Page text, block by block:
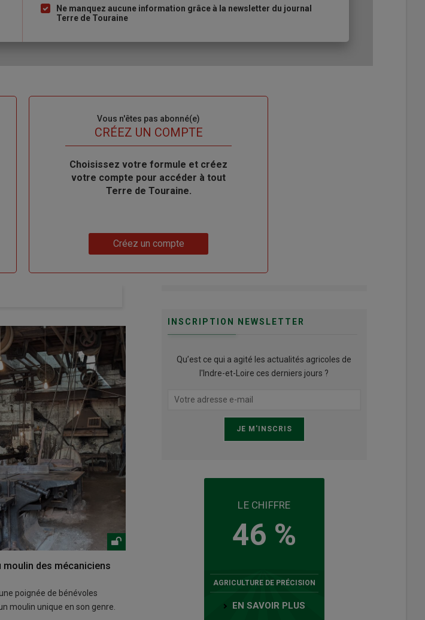
Ne manquez aucune information grâce à la newsletter du journal
Terre de Touraine
Vous n'êtes pas abonné(e)
TITRECRÉEZ UN COMPTE
Body
Choisissez votre formule et créez
votre compte pour accéder à tout
Terre de Touraine.
Créez un compte
moulin des mécaniciens
poignée de bénévoles
moulin unique en son genre.
INSCRIPTION NEWSLETTER
Qu’est ce qui a agité les actualités agricoles de
l'Indre-et-Loire ces derniers jours ?
LE CHIFFRE
46 %
AGRICULTURE DE PRÉCISION
EN SAVOIR PLUS